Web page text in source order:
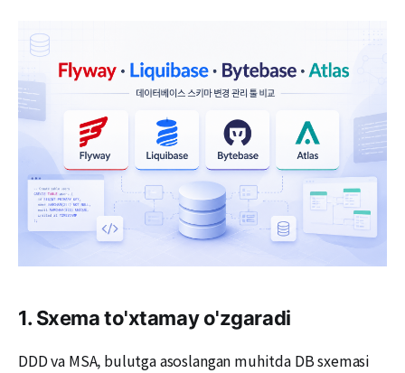
1. Sxema to'xtamay o'zgaradi
DDD va MSA, bulutga asoslangan muhitda DB sxemasi